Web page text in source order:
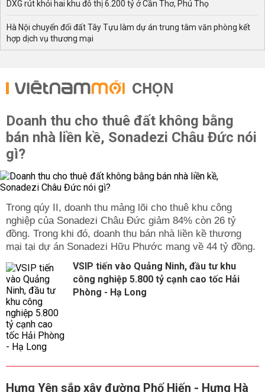
DXG rút khỏi hai khu đô thị 6.200 tỷ ở Cần Thơ, Phú Thọ
Hà Nội chuyển đổi đất Tây Tựu làm dự án trung tâm văn phòng kết
hợp dịch vụ thương mại
CHỌN
Doanh thu cho thuê đất không bằng
bán nhà liền kề, Sonadezi Châu Đức nói
gì?
Trong qúy II, doanh thu mảng lõi cho thuê khu công
nghiệp của Sonadezi Châu Đức giảm 84% còn 26 tỷ
đồng. Trong khi đó, doanh thu bán nhà liền kề thương
mại tại dự án Sonadezi Hữu Phước mang về 44 tỷ đồng.
VSIP tiến vào Quảng Ninh, đầu tư khu
công nghiệp 5.800 tỷ cạnh cao tốc Hải
Phòng - Hạ Long
Hưng Yên sắp xây đường Phố Hiến - Hưng Hà